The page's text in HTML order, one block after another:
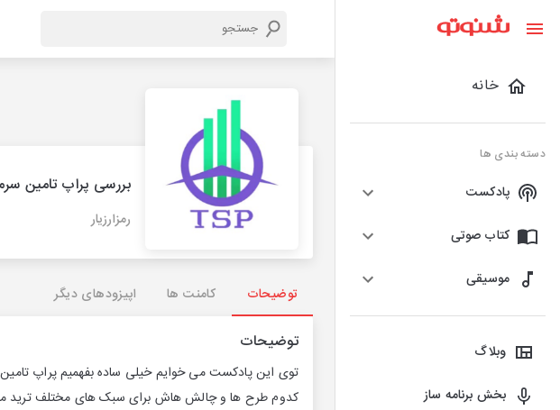
خانه
دسته بندی ها
پادکست
کتاب صوتی
موسیقی
وبلاگ
بخش برنامه ساز
بررسی پراپ تامین
رمزارزیار
توضیحات کامنت ها اپیزودهای دیگر
توضیحات
توی این پادکست می خوایم خیلی ساده بفهمیم پراپ
کدوم طرح ها و چالش هاش برای سبک های مختلف ترید